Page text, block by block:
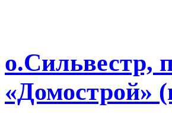
о.Сильвестр,
«Домострой»